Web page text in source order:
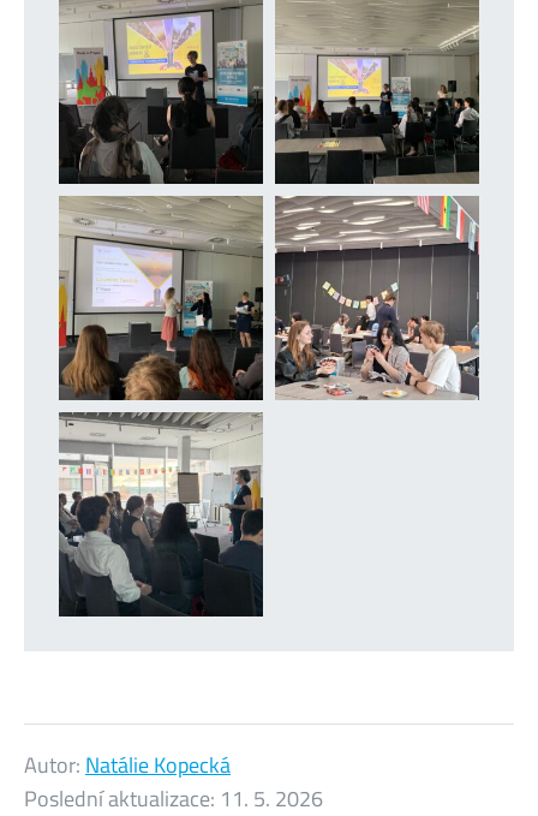
Autor: Natálie Kopecká
Poslední aktualizace: 11. 5. 2026